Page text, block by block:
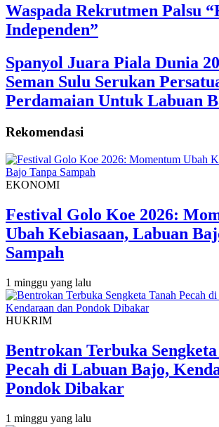
Waspada Rekrutmen Palsu
Independen”
Spanyol Juara Piala Dunia
Seman Sulu Serukan
Perdamaian Untuk Labuan
Rekomendasi
EKONOMI
Festival Golo Koe 2026:
Ubah Kebiasaan, Labuan
Sampah
1 minggu yang lalu
HUKRIM
Bentrokan Terbuka
Pecah di Labuan Bajo,
Pondok Dibakar
1 minggu yang lalu